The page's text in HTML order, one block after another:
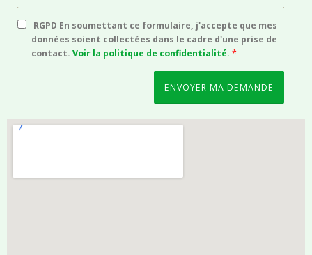
RGPD En soumettant ce formulaire, j'accepte que mes
données soient collectées dans le cadre d'une prise de
contact. Voir la politique de confidentialité. *